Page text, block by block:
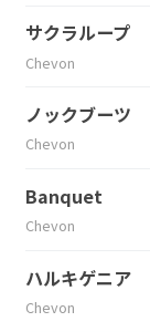
サクラループ
Chevon
ノックブーツ
Chevon
Banquet
Chevon
ハルキゲニア
Chevon